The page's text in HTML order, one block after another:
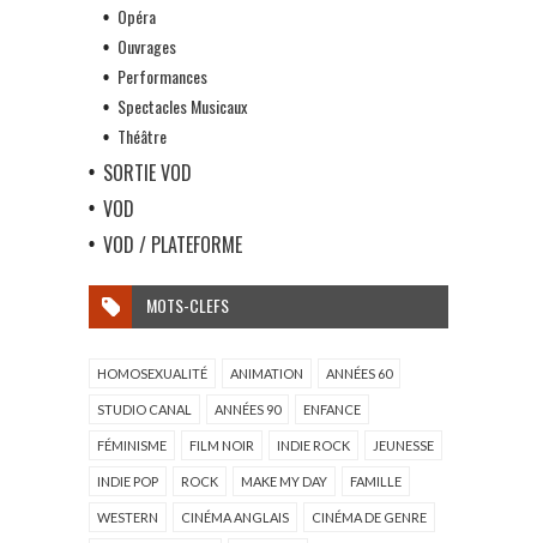
Opéra
Ouvrages
Performances
Spectacles Musicaux
Théâtre
SORTIE VOD
VOD
VOD / PLATEFORME
MOTS-CLEFS
HOMOSEXUALITÉ ANIMATION ANNÉES 60
STUDIO CANAL ANNÉES 90 ENFANCE
FÉMINISME FILM NOIR INDIE ROCK JEUNESSE
INDIE POP ROCK MAKE MY DAY FAMILLE
WESTERN CINÉMA ANGLAIS CINÉMA DE GENRE